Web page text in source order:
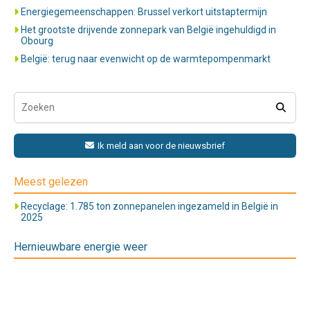
Energiegemeenschappen: Brussel verkort uitstaptermijn
Het grootste drijvende zonnepark van België ingehuldigd in
Obourg
België: terug naar evenwicht op de warmtepompenmarkt
Ik meld aan voor de nieuwsbrief
Meest gelezen
Recyclage: 1.785 ton zonnepanelen ingezameld in België in
2025
Hernieuwbare energie weer